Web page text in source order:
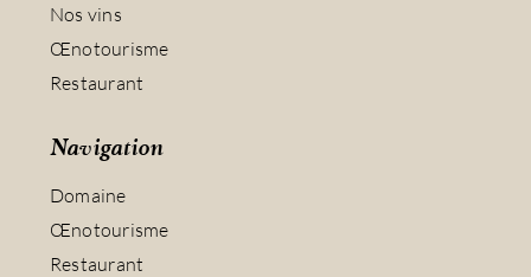
Nos vins
Œnotourisme
Restaurant
Navigation
Domaine
Œnotourisme
Restaurant